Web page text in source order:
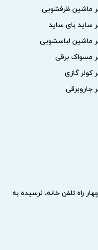
ماشین ظرفشویی
ساید بای ساید
ماشین لباسشویی
مسواک برقی
کولر گازی
جاروبرقی
راه تلفن خانه، نرسیده به